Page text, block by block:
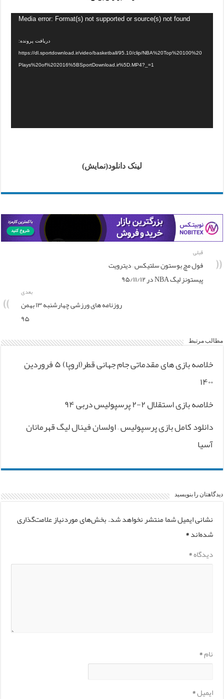
Media error: Format(s) not supported or source(s) not found
دریافت پرونده:
https://dl.sportdownload.ir/video/basketball/95.10/clip/NBA%20Top%20100%20
Plays%20of%202016%5BSportDownload.ir%5D.MP4?_=1
لینک دانلود(نمایش)
قبلی
فول مچ بوستون سلتیکس – دیترویت
پیستونز لیگ NBA در ۹۵/۱۱/۱۲
بعدی
روزنامه های ورزشی چهارشنبه ۱۳ بهمن
۹۵
مطالب مرتبط
خلاصه بازی های مقدماتی جام جهانی قطر(اروپا) ۵ فروردین
۱۴۰۰
خلاصه بازی استقلال ۲-۲ پرسپولیس دربی ۹۴
دانلود کامل بازی پرسپولیس – اولسان فینال لیگ قهرمانان
آسیا
دیدگاهتان را بنویسید
نشانی ایمیل شما منتشر نخواهد شد.بخش‌های موردنیاز علامت‌گذاری
شده‌اند*
دیدگاه*
نام*
ایمیل*